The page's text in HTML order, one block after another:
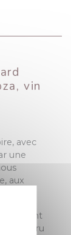
vin
avec
une
aux
classent
Cru